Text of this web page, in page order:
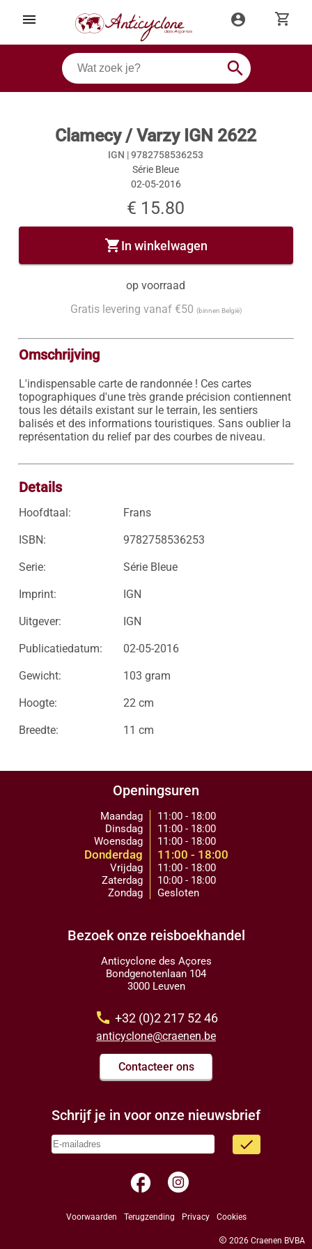
menu account_circle shopping_cart
search
Clamecy / Varzy IGN 2622
IGN |9782758536253
Série Bleue
02-05-2016
€ 15.80
shopping_cartIn winkelwagen
op voorraad
Gratis levering vanaf €50 (binnen België)
Omschrijving
L'indispensable carte de randonnée ! Ces cartes
topographiques d'une très grande précision contiennent
tous les détails existant sur le terrain, les sentiers
balisés et des informations touristiques. Sans oublier la
représentation du relief par des courbes de niveau.
Details
Hoofdtaal: Frans
ISBN: 9782758536253
Serie: Série Bleue
Imprint: IGN
Uitgever: IGN
Publicatiedatum: 02-05-2016
Gewicht: 103 gram
Hoogte: 22 cm
Breedte: 11 cm
Openingsuren
Maandag
Dinsdag
Woensdag
Donderdag
Vrijdag
Zaterdag
Zondag
11:00 - 18:00
11:00 - 18:00
11:00 - 18:00
11:00 - 18:00
11:00 - 18:00
10:00 - 18:00
Gesloten
Bezoek onze reisboekhandel
Anticyclone des Açores
Bondgenotenlaan 104
3000 Leuven
call +32 (0)2 217 52 46
anticyclone@craenen.be
Contacteer ons
Schrijf je in voor onze nieuwsbrief
done
facebook
Voorwaarden Terugzending Privacy Cookies
copyright 2026 Craenen BVBA